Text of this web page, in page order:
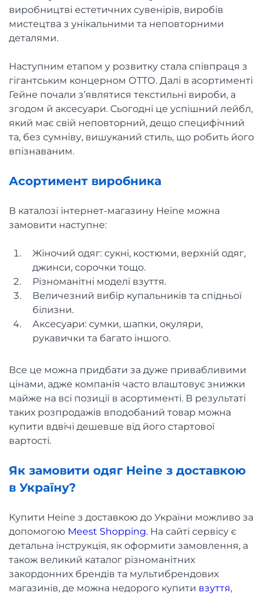
виробництві естетичних сувенірів, виробів
мистецтва з унікальними та неповторними
деталями.
Наступним етапом у розвитку стала співпраця з
гігантським концерном ОТТО. Далі в асортименті
Гейне почали з’являтися текстильні вироби, а
згодом й аксесуари. Сьогодні це успішний лейбл,
який має свій неповторний, дещо специфічний
та, без сумніву, вишуканий стиль, що робить його
впізнаваним.
Асортимент виробника
В каталозі інтернет-магазину Heine можна
замовити наступне:
Жіночий одяг: сукні, костюми, верхній одяг,
джинси, сорочки тощо.
Різноманітні моделі взуття.
Величезний вибір купальників та спідньої
білизни.
Аксесуари: сумки, шапки, окуляри,
рукавички та багато іншого.
Все це можна придбати за дуже привабливими
цінами, адже компанія часто влаштовує знижки
майже на всі позиції в асортименті. В результаті
таких розпродажів вподобаний товар можна
купити вдвічі дешевше від його стартової
вартості.
Як замовити одяг Heine з доставкою
в Україну?
Купити Heine з доставкою до України можливо за
допомогою Meest Shopping. На сайті сервісу є
детальна інструкція, як оформити замовлення, а
також великий каталог різноманітних
закордонних брендів та мультибрендових
магазинів, де можна недорого купити взуття,